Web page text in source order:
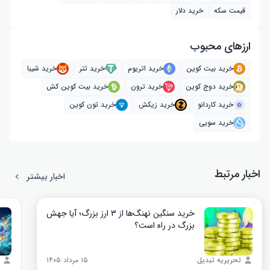
قیمت سکه
خرید دلار
ارز‌های محبوب
خرید بیت کوین خرید اتریوم خرید تتر
خرید شیبا
خرید دوج کوین
خرید ترون
خرید بیت کوین کش
خرید کاردانو
خرید زیکش
خرید تون کوین
خرید سویی
اخبار مرتبط اخبار بیشتر
خرید سنگین نهنگ‌ها از ۳ ارز بزرگ؛ آیا جهش
بزرگ در راه است؟
تحریریه تبدیل ۱۵ مرداد ۱۴۰۵